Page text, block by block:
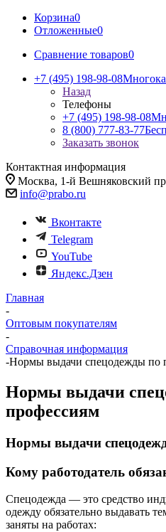
Корзина0
Отложенные0
Сравнение товаров0
+7 (495) 198-98-08
Назад
Телефоны
+7 (495) 198-98-08
8 (800) 777-83-77
Заказать звонок
Контактная информация
Москва, 1-й Вешняковский
info@prabo.ru
Вконтакте
Telegram
YouTube
Яндекс.Дзен
Главная
-
Оптовым покупателям
-
Справочная информация
-Нормы выдачи спецодежды по
Нормы выдачи
профессиям
Нормы выдачи
Кому работодатель
Спецодежда — это средство
одежду обязательно выдавать
заняты на работах: